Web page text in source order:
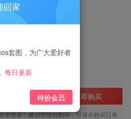
立即购买
未登录！建议登陆后购买，可保存购买订单
回家
套图，为广大爱好者
每日更新
特价会员